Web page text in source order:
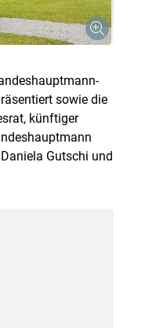
sowie die
künftiger
Gutschi und